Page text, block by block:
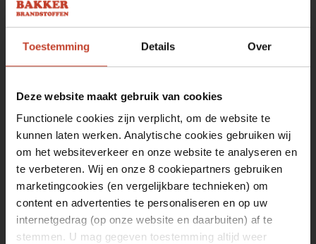
Toestemming Details Over
Deze website maakt gebruik van cookies
Functionele cookies zijn verplicht, om de website te
kunnen laten werken. Analytische cookies gebruiken wij
om het websiteverkeer en onze website te analyseren en
te verbeteren. Wij en onze 8 cookiepartners gebruiken
marketingcookies (en vergelijkbare technieken) om
content en advertenties te personaliseren en op uw
internetgedrag (op onze website en daarbuiten) af te
stemmen. U mag gegeven toestemming altijd weer
Maandag
13:00 tot 17:00
Dinsdag
08:00 tot 17:00
08:00 tot 17:00
Vrijdag
08:00 tot 17:00
Zaterdag
09:30 tot 12:00
Zondag
Gesloten
Navigatie